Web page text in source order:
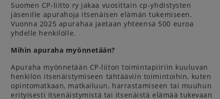
Suomen CP-liitto ry jakaa vuosittain cp-yhdistysten
jäsenille apurahoja itsenäisen elämän tukemiseen.
Vuonna 2025 apurahaa jaetaan yhteensä 500 euroa
yhdelle henkilölle.
Mihin apuraha myönnetään?
Apuraha myönnetään CP-liiton toimintapiiriin kuuluvan
henkilön itsenäistymiseen tähtääviin toimintoihin, kuten
opintomatkaan, matkailuun, harrastamiseen tai muuhun
erityisesti itsenäistymistä tai itsenäistä elämää tukevaan